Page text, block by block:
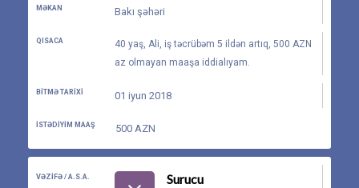
MƏKAN Bakı şəhəri
QISACA
40 yaş, Ali, iş təcrübəm 5 ildən artıq, 500 AZN
az olmayan maaşa iddialıyam.
BITMƏ TARIXI 01 iyun 2018
İSTƏDIYIM MAAŞ 500 AZN
VƏZIFƏ / A.S.A. Surucu